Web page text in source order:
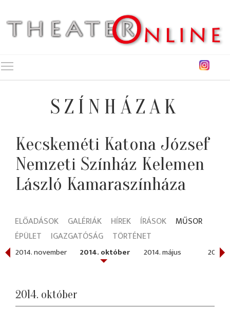
SZÍNHÁZAK
Kecskeméti Katona József
Nemzeti Színház Kelemen
László Kamaraszínháza
ELŐADÁSOK GALÉRIÁK HÍREK ÍRÁSOK
MŰSOR
ÉPÜLET
IGAZGATÓSÁG TÖRTÉNET
2014. november 2014. október 2014. május 2014.
2014. október